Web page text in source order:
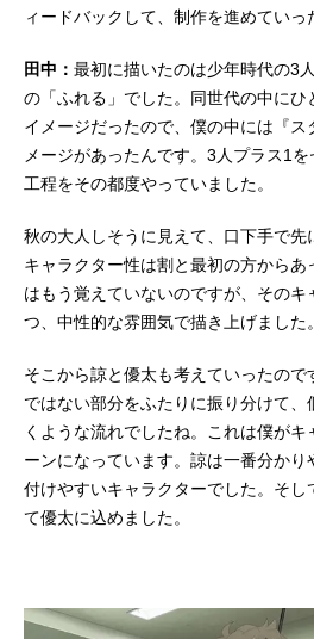
ィードバックして、制作を進めていっ
田中： 最初に描いたのは少年時代の3
の「ふれる」でした。同世代の中にひ
イメージだったので、僕の中には『ス
メージがあったんです。3人プラス1
工程をその都度やっていました。
秋の大人しそうに見えて、口下手で先
キャラクター性は割と最初の方から
はもう覚えていないのですが、そのキ
つ、中性的な雰囲気で描き上げました。
そこから諒と優太も考えていったの
ではない部分をふたりに振り分けて
くような流れでしたね。これは僕が
ーンになっています。諒は一番分か
付けやすいキャラクターでした。そ
て優太に込めました。